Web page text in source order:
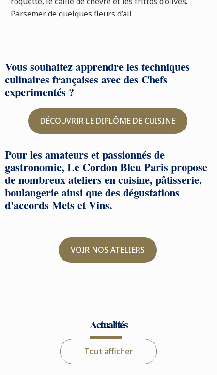
Parsemer de quelques fleurs d’ail.
Vous souhaitez apprendre les techniques
culinaires françaises avec des Chefs
experimentés ?
DÉCOUVRIR LE DIPLÔME DE CUISINE
Pour les amateurs et passionnés de
gastronomie, Le Cordon Bleu Paris propose
de nombreux ateliers en cuisine, pâtisserie,
boulangerie ainsi que des dégustations
d'accords Mets et Vins.
VOIR NOS ATELIERS
Actualités
Tout afficher